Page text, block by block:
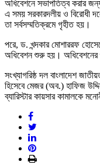
অধিবেশনে সভাপতিত্ব করার
এ সময় সরকারদলীয় ও বিরোধী
তা সর্বসম্মতিক্রমে গৃহীত হয়।
পরে, ড. খন্দকার মোশাররফ
অধিবেশন শুরু হয়।
সংখ্যাগরিষ্ঠ দল বাংলাদেশ
হিসেবে মেজর (অব.) হাফিজ
ব্যারিস্টার কায়সার কামালকে